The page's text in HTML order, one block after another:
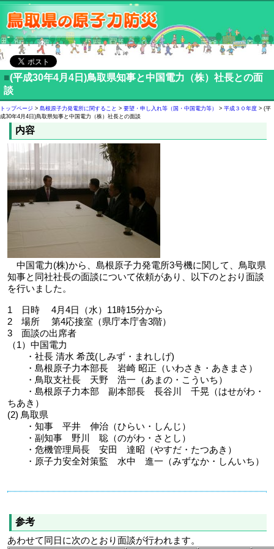
■(平成30年4月4日)鳥取県知事と中国電力（株）社長との面
談
トップページ > 島根原子力発電所に関すること > 要望・申し入れ等（国・中国電力等） > 平成３０年度 > (平
成30年4月4日)鳥取県知事と中国電力（株）社長との面談
内容
中国電力(株)から、島根原子力発電所3号機に関して、鳥取県
知事と同社社長の面談について依頼があり、以下のとおり面談
を行いました。
1 日時 4月4日（水）11時15分から
2 場所 第4応接室（県庁本庁舎3階）
3 面談の出席者
（1）中国電力
・社長 清水 希茂(しみず・まれしげ)
・島根原子力本部長 岩崎 昭正（いわさき・あきまさ）
・鳥取支社長 天野 浩一（あまの・こういち）
・島根原子力本部 副本部長 長谷川 千晃（はせがわ・
ちあき）
(2) 鳥取県
・知事 平井 伸治（ひらい・しんじ）
・副知事 野川 聡（のがわ・さとし）
・危機管理局長 安田 達昭（やすだ・たつあき）
・原子力安全対策監 水中 進一（みずなか・しんいち）
参考
あわせて同日に次のとおり面談が行われます。